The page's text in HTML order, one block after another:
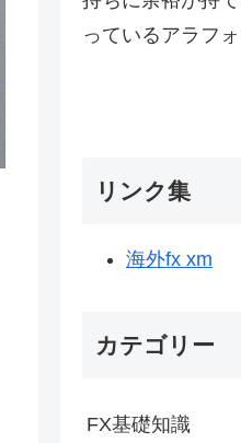
っているアラフ
リンク集
海外fx xm
カテゴリー
FX基礎知識